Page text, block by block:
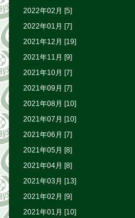
2022年02月 [5]
2022年01月 [7]
2021年12月 [19]
2021年11月 [9]
2021年10月 [7]
2021年09月 [7]
2021年08月 [10]
2021年07月 [10]
2021年06月 [7]
2021年05月 [8]
2021年04月 [8]
2021年03月 [13]
2021年02月 [9]
2021年01月 [10]